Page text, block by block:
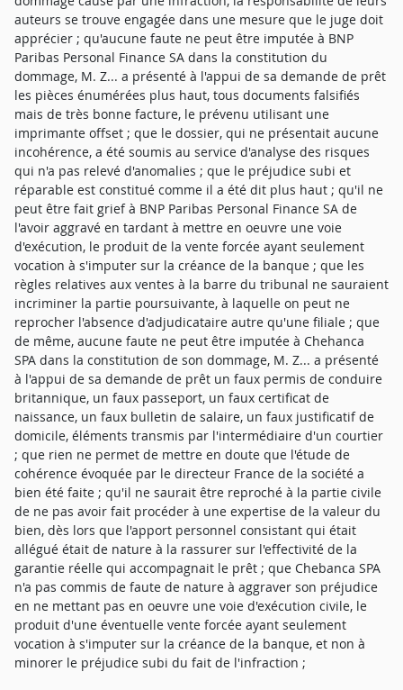
auteurs se trouve engagée dans une mesure que le juge doit
apprécier ; qu'aucune faute ne peut être imputée à BNP
Paribas Personal Finance SA dans la constitution du
dommage, M. Z... a présenté à l'appui de sa demande de prêt
les pièces énumérées plus haut, tous documents falsifiés
mais de très bonne facture, le prévenu utilisant une
imprimante offset ; que le dossier, qui ne présentait aucune
incohérence, a été soumis au service d'analyse des risques
qui n'a pas relevé d'anomalies ; que le préjudice subi et
réparable est constitué comme il a été dit plus haut ; qu'il ne
peut être fait grief à BNP Paribas Personal Finance SA de
l'avoir aggravé en tardant à mettre en oeuvre une voie
d'exécution, le produit de la vente forcée ayant seulement
vocation à s'imputer sur la créance de la banque ; que les
règles relatives aux ventes à la barre du tribunal ne sauraient
incriminer la partie poursuivante, à laquelle on peut ne
reprocher l'absence d'adjudicataire autre qu'une filiale ; que
de même, aucune faute ne peut être imputée à Chehanca
SPA dans la constitution de son dommage, M. Z... a présenté
à l'appui de sa demande de prêt un faux permis de conduire
britannique, un faux passeport, un faux certificat de
naissance, un faux bulletin de salaire, un faux justificatif de
domicile, éléments transmis par l'intermédiaire d'un courtier
; que rien ne permet de mettre en doute que l'étude de
cohérence évoquée par le directeur France de la société a
bien été faite ; qu'il ne saurait être reproché à la partie civile
de ne pas avoir fait procéder à une expertise de la valeur du
bien, dès lors que l'apport personnel consistant qui était
allégué était de nature à la rassurer sur l'effectivité de la
garantie réelle qui accompagnait le prêt ; que Chebanca SPA
n'a pas commis de faute de nature à aggraver son préjudice
en ne mettant pas en oeuvre une voie d'exécution civile, le
produit d'une éventuelle vente forcée ayant seulement
vocation à s'imputer sur la créance de la banque, et non à
minorer le préjudice subi du fait de l'infraction ;